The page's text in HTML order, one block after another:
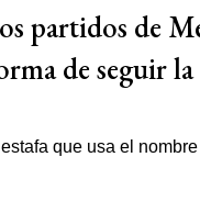
partidos de
de seguir